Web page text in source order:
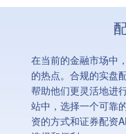
在当前的金融市场中
的热点。合规的实盘
帮助他们更灵活地进
站中，选择一个可靠
资的方式和证券配资